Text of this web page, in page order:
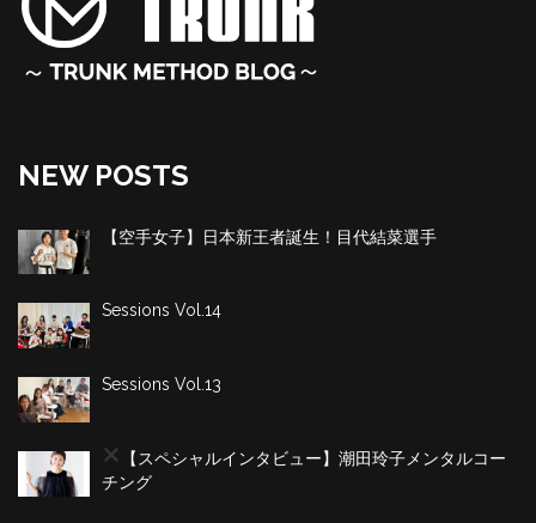
NEW POSTS
【空手女子】日本新王者誕生！目代結菜選手
Sessions Vol.14
Sessions Vol.13
【スペシャルインタビュー】潮田玲子メンタルコー
チング